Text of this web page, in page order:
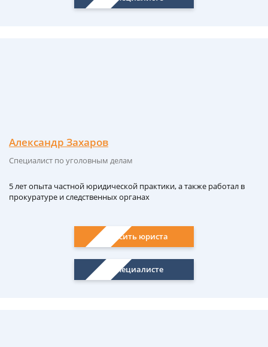
Александр Захаров
Специалист по уголовным делам
5 лет опыта частной юридической практики, а также работал в
прокуратуре и следственных органах
Спросить юриста
О специалисте